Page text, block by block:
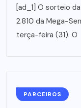
[ad_1] O sorteio
2.810 da Mega-
terça-feira (31). O
PARCEIROS